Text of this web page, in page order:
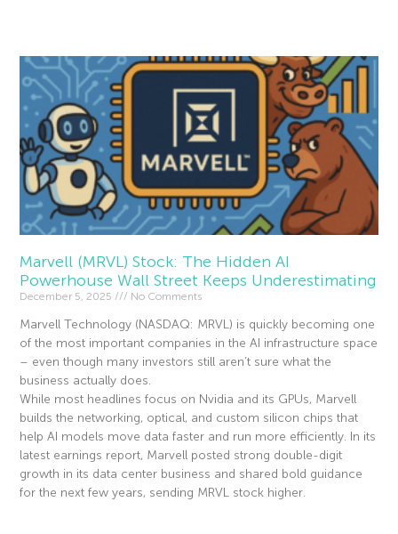
Marvell (MRVL) Stock: The Hidden AI
Powerhouse Wall Street Keeps Underestimating
December 5, 2025 No Comments
Marvell Technology (NASDAQ: MRVL) is quickly becoming one
of the most important companies in the AI infrastructure space
– even though many investors still aren’t sure what the
business actually does.
While most headlines focus on Nvidia and its GPUs, Marvell
builds the networking, optical, and custom silicon chips that
help AI models move data faster and run more efficiently. In its
latest earnings report, Marvell posted strong double-digit
growth in its data center business and shared bold guidance
for the next few years, sending MRVL stock higher.